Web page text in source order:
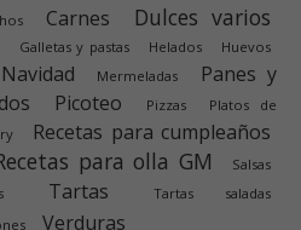
Carnes Dulces varios
Galletas y pastas Helados Huevos
Mermeladas
Panes y
Picoteo Pizzas
Platos de
Recetas para cumpleaños
para olla GM
Salsas
Tartas Tartas saladas
Verduras